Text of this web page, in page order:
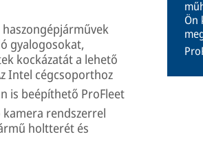
gyalogosokat,
kockázatát a lehető
Intel cégcsoporthoz
is beépíthető ProFleet
rendszerrel
holtterét és
Ön